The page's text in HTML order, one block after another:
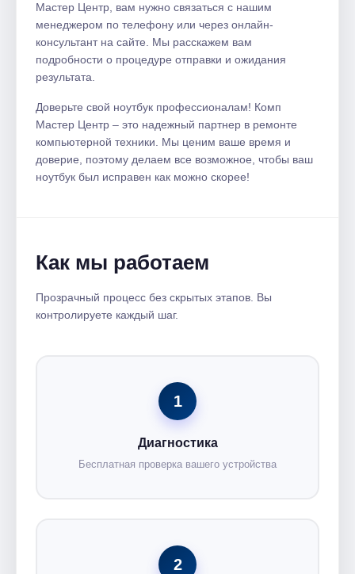
Мастер Центр, вам нужно связаться с нашим
менеджером по телефону или через онлайн-
консультант на сайте. Мы расскажем вам
подробности о процедуре отправки и ожидания
результата.
Доверьте свой ноутбук профессионалам! Комп
Мастер Центр – это надежный партнер в ремонте
компьютерной техники. Мы ценим ваше время и
доверие, поэтому делаем все возможное, чтобы ваш
ноутбук был исправен как можно скорее!
Как мы работаем
Прозрачный процесс без скрытых этапов. Вы
контролируете каждый шаг.
1
Диагностика
Бесплатная проверка вашего устройства
2